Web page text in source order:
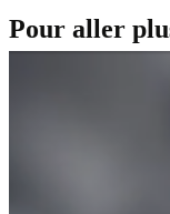
Pour aller